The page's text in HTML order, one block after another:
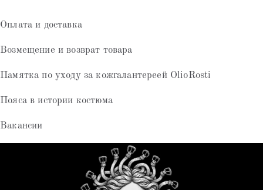
Оплата и доставка
Возмещение и возврат товара
Памятка по уходу за кожгалантереей OlioRosti
Пояса в истории костюма
Вакансии